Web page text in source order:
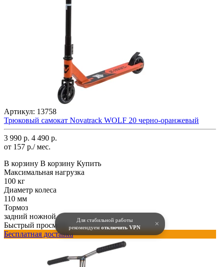
Для стабильной работы
рекомендуем отключить VPN ×
Артикул: 13758
Трюковый самокат Novatrack WOLF 20 черно-оранжевый
3 990 р. 4 490 р.
от 157 р./ мес.
В корзину В корзину Купить
Максимальная нагрузка
100 кг
Диаметр колеса
110 мм
Тормоз
задний ножной
Быстрый просмотр
Бесплатная доставка